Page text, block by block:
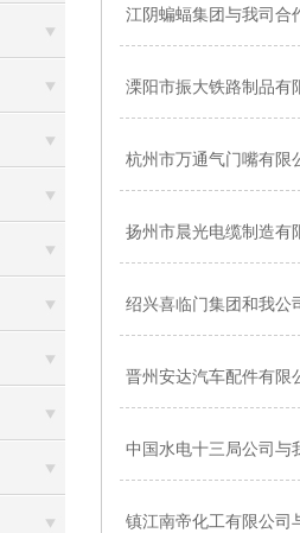
江阴蝙蝠集团与我司合
溧阳市振大铁路制品有
杭州市万通气门嘴有限
扬州市晨光电缆制造有
绍兴喜临门集团和我公
晋州安达汽车配件有限
中国水电十三局公司与
镇江南帝化工有限公司